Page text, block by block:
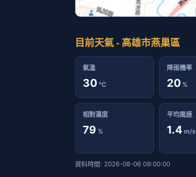
目前天氣 - 高雄市燕巢區
氣溫
30 ℃
降雨機率
20 %
相對濕度
79 %
平均風速
1.4 m/s
資料時間: 2026-08-06 09:00:00